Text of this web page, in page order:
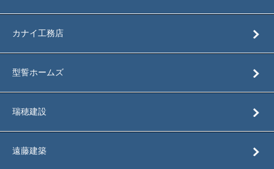
カナイ工務店
型誓ホームズ
瑞穂建設
遠藤建築